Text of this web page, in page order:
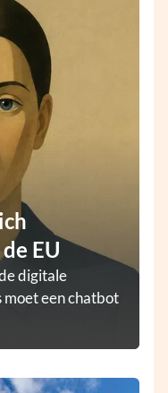
EU
digitale
moet een chatbot